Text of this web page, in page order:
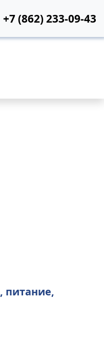
+7 (862) 233-09-43
, питание,